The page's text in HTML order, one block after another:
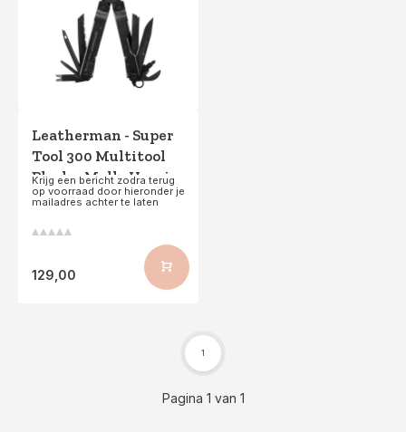
Leatherman - Super
Tool 300 Multitool
Black + Molle Hoesje
Krijg een bericht zodra terug
op voorraad door hieronder je
mailadres achter te laten
129,00
Pagina 1 van 1
1